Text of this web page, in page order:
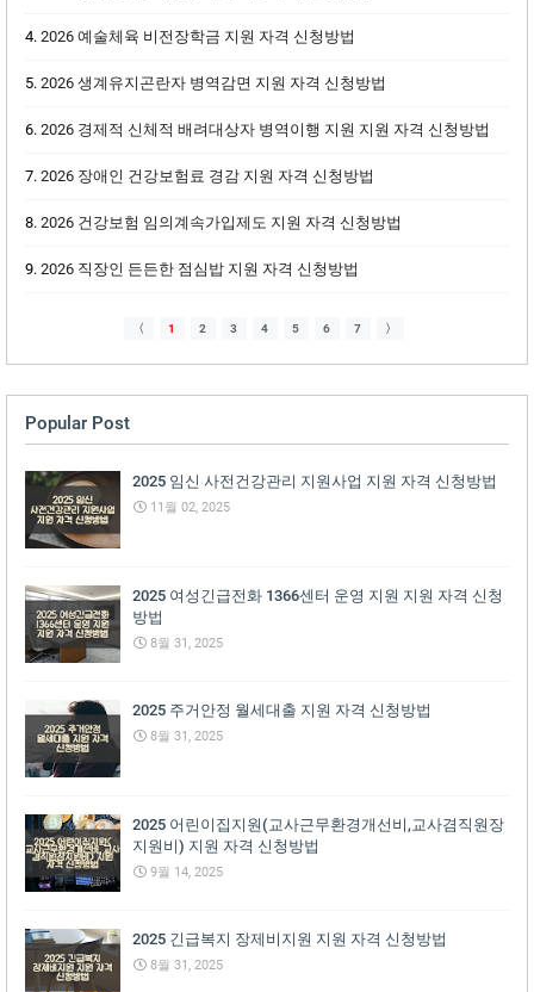
2026 예술체육 비전장학금 지원 자격 신청방법
2026 생계유지곤란자 병역감면 지원 자격 신청방법
2026 경제적 신체적 배려대상자 병역이행 지원 지원 자격 신청방법
2026 장애인 건강보험료 경감 지원 자격 신청방법
2026 건강보험 임의계속가입제도 지원 자격 신청방법
2026 직장인 든든한 점심밥 지원 자격 신청방법
〈 1 2 3 4 5 6 7 〉
Popular Post
2025 임신 사전건강관리 지원사업 지원 자격 신청방법
11월 02, 2025
2025 여성긴급전화 1366센터 운영 지원 지원 자격 신청
방법
8월 31, 2025
2025 주거안정 월세대출 지원 자격 신청방법
8월 31, 2025
2025 어린이집지원(교사근무환경개선비,교사겸직원장
지원비) 지원 자격 신청방법
9월 14, 2025
2025 긴급복지 장제비지원 지원 자격 신청방법
8월 31, 2025